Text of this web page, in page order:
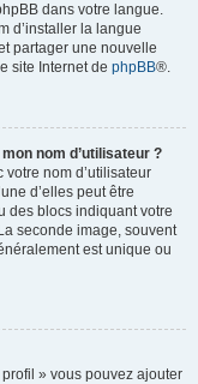
dans votre langue.
d’installer la langue
partager une nouvelle
site Internet de phpBB®.
nom d’utilisateur ?
votre nom d’utilisateur
d’elles peut être
des blocs indiquant votre
seconde image, souvent
est unique ou
» vous pouvez ajouter